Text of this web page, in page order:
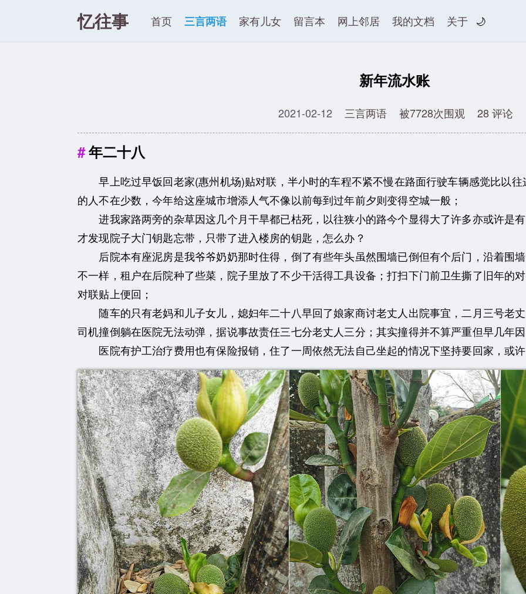
忆往事 首页 三言两语 家有儿女 留言本 网上邻居 我的文档 关于 🌙
新年流水账
2021-02-12 三言两语 被7728次围观 28 评论
年二十八
早上吃过早饭回老家(惠州机场)贴对联，半小时的车程不紧不慢在路面行驶车辆感觉比以往
的人不在少数，今年给这座城市增添人气不像以前每到过年前夕则变得空城一般；
进我家路两旁的杂草因这几个月干旱都已枯死，以往狭小的路今个显得大了许多亦或许是
才发现院子大门钥匙忘带，只带了进入楼房的钥匙，怎么办？
后院本有座泥房是我爷爷奶奶那时住得，倒了有些年头虽然围墙已倒但有个后门，沿着围
不一样，租户在后院种了些菜，院子里放了不少干活得工具设备；打扫下门前卫生撕了旧年的
对联贴上便回；
随车的只有老妈和儿子女儿，媳妇年二十八早回了娘家商讨老丈人出院事宜，二月三号老
司机撞倒躺在医院无法动弹，据说事故责任三七分老丈人三分；其实撞得并不算严重但早几年
医院有护工治疗费用也有保险报销，住了一周依然无法自己坐起的情况下坚持要回家，或